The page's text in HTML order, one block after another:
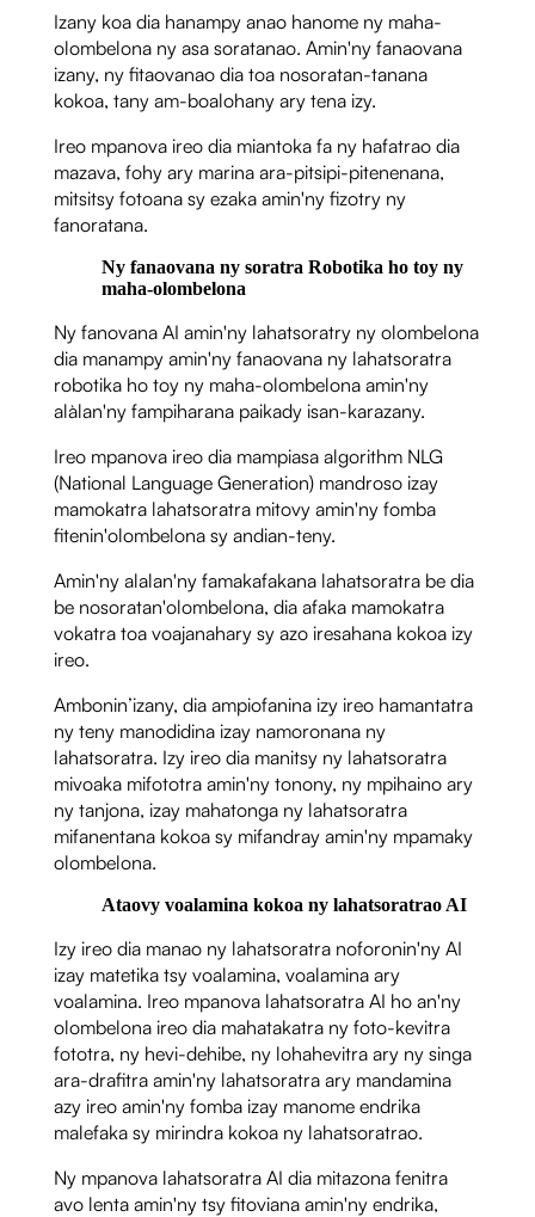
Izany koa dia hanampy anao hanome ny maha-
olombelona ny asa soratanao. Amin'ny fanaovana
izany, ny fitaovanao dia toa nosoratan-tanana
kokoa, tany am-boalohany ary tena izy.
Ireo mpanova ireo dia miantoka fa ny hafatrao dia
mazava, fohy ary marina ara-pitsipi-pitenenana,
mitsitsy fotoana sy ezaka amin'ny fizotry ny
fanoratana.
Ny fanaovana ny soratra Robotika ho toy ny
maha-olombelona
Ny fanovana AI amin'ny lahatsoratry ny olombelona
dia manampy amin'ny fanaovana ny lahatsoratra
robotika ho toy ny maha-olombelona amin'ny
alàlan'ny fampiharana paikady isan-karazany.
Ireo mpanova ireo dia mampiasa algorithm NLG
(National Language Generation) mandroso izay
mamokatra lahatsoratra mitovy amin'ny fomba
fitenin'olombelona sy andian-teny.
Amin'ny alalan'ny famakafakana lahatsoratra be dia
be nosoratan'olombelona, ​​​​dia afaka mamokatra
vokatra toa voajanahary sy azo iresahana kokoa izy
ireo.
Ambonin’izany, dia ampiofanina izy ireo hamantatra
ny teny manodidina izay namoronana ny
lahatsoratra. Izy ireo dia manitsy ny lahatsoratra
mivoaka mifototra amin'ny tonony, ny mpihaino ary
ny tanjona, izay mahatonga ny lahatsoratra
mifanentana kokoa sy mifandray amin'ny mpamaky
olombelona.
Ataovy voalamina kokoa ny lahatsoratrao AI
Izy ireo dia manao ny lahatsoratra noforonin'ny AI
izay matetika tsy voalamina, voalamina ary
voalamina. Ireo mpanova lahatsoratra AI ho an'ny
olombelona ireo dia mahatakatra ny foto-kevitra
fototra, ny hevi-dehibe, ny lohahevitra ary ny singa
ara-drafitra amin'ny lahatsoratra ary mandamina
azy ireo amin'ny fomba izay manome endrika
malefaka sy mirindra kokoa ny lahatsoratrao.
Ny mpanova lahatsoratra AI dia mitazona fenitra
avo lenta amin'ny tsy fitoviana amin'ny endrika,